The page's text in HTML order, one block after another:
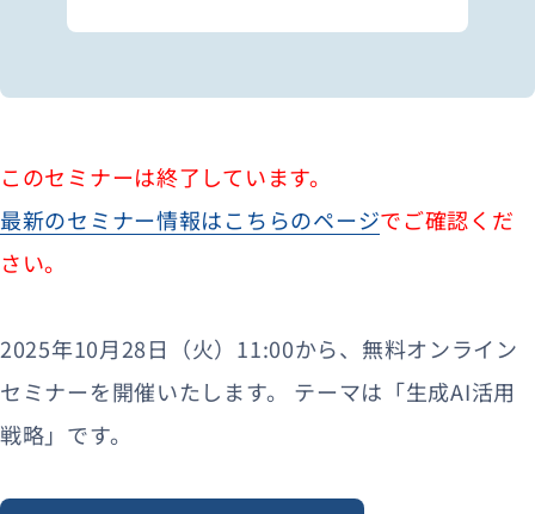
このセミナーは終了しています。
最新のセミナー情報はこちらのページでご確認くだ
さい。
2025年10月28日（火）11:00から、無料オンライン
セミナーを開催いたします。 テーマは「生成AI活用
戦略」です。